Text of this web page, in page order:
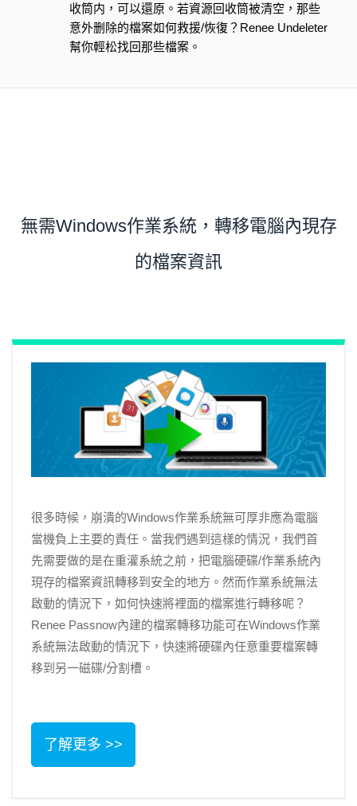
收筒内，可以還原。若資源回收筒被清空，那些
意外删除的檔案如何救援/恢復？Renee Undeleter
幫你輕松找回那些檔案。
無需Windows作業系統，轉移電腦內現存
的檔案資訊
很多時候，崩潰的Windows作業系統無可厚非應為電腦
當機負上主要的責任。當我們遇到這樣的情況，我們首
先需要做的是在重灌系統之前，把電腦硬碟/作業系統內
現存的檔案資訊轉移到安全的地方。然而作業系統無法
啟動的情況下，如何快速將裡面的檔案進行轉移呢？
Renee Passnow內建的檔案轉移功能可在Windows作業
系統無法啟動的情況下，快速將硬碟內任意重要檔案轉
移到另一磁碟/分割槽。
了解更多 >>